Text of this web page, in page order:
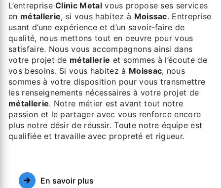
L’entrepriseClinic Metal vous propose ses services
en métallerie, si vous habitez à Moissac. Entreprise
usant d’une expérience et d’un savoir-faire de
qualité, nous mettons tout en oeuvre pour vous
satisfaire. Nous vous accompagnons ainsi dans
votre projet de métallerie et sommes à l’écoute de
vos besoins. Si vous habitez à Moissac, nous
sommes à votre disposition pour vous transmettre
les renseignements nécessaires à votre projet de
métallerie. Notre métier est avant tout notre
passion et le partager avec vous renforce encore
plus notre désir de réussir. Toute notre équipe est
qualifiée et travaille avec propreté et rigueur.
En savoir plus